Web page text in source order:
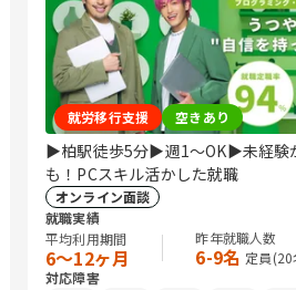
就労移行支援 空きあり
▶柏駅徒歩5分▶週1～OK▶未経験
も！PCスキル活かした就職
オンライン面談
就職実績
平均利用期間
6〜12ヶ月
昨年就職人数
6-9名 定員(20
対応障害